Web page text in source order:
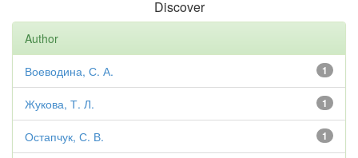
Discover
Author
1
Воеводина, С. А.
1
Жукова, Т. Л.
1
Остапчук, С. В.